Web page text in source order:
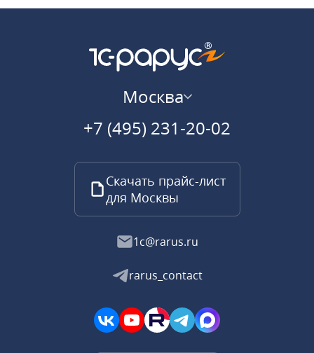
Москва
+7 (495) 231-20-02
Скачать прайс-лист
для Москвы
1c@rarus.ru
rarus_contact